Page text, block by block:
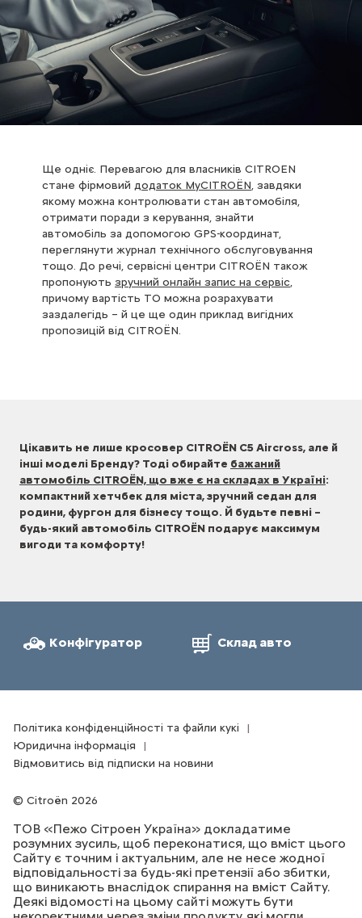
Ще одніє. Перевагою для власників CITROEN
стане фірмовий додаток MyCITROЁN, завдяки
якому можна контролювати стан автомобіля,
отримати поради з керування, знайти
автомобіль за допомогою GPS-координат,
переглянути журнал технічного обслуговування
тощо. До речі, сервісні центри CITROЁN також
пропонують зручний онлайн запис на сервіс,
причому вартість ТО можна розрахувати
заздалегідь – й це ще один приклад вигідних
пропозицій від CITROЁN.
Цікавить не лише кросовер CITROЁN C5 Aircross, але й
інші моделі Бренду? Тоді обирайте бажаний
автомобіль CITROЁN, що вже є на складах в Україні:
компактний хетчбек для міста, зручний седан для
родини, фургон для бізнесу тощо. Й будьте певні –
будь-який автомобіль CITROЁN подарує максимум
вигоди та комфорту!
Конфігуратор Склад авто
Citroën 2026
Політика конфіденційності та файли кукі
Юридична інформація
Відмовитись від підписки на новини
ТОВ «Пежо Сітроен Україна» докладатиме
розумних зусиль, щоб переконатися, що вміст цього
Сайту є точним і актуальним, але не несе жодної
відповідальності за будь-які претензії або збитки,
що виникають внаслідок спирання на вміст Сайту.
Деякі відомості на цьому сайті можуть бути